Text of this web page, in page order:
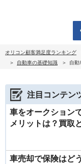
オリコン顧客満足度ランキング
自動車の基礎知識
自動
注目コンテン
車をオークション
メリットは？買取
車売却で保険はど